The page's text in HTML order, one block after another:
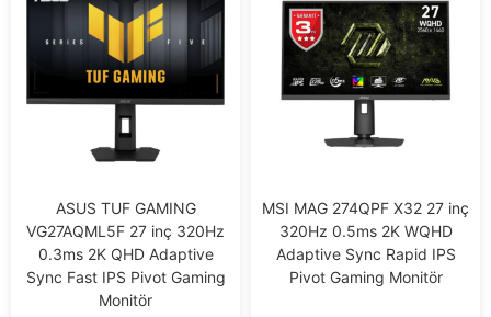
ASUS TUF GAMING
VG27AQML5F 27 inç 320Hz
0.3ms 2K QHD Adaptive
Sync Fast IPS Pivot Gaming
Monitör
MSI MAG 274QPF X32 27 inç
320Hz 0.5ms 2K WQHD
Adaptive Sync Rapid IPS
Pivot Gaming Monitör